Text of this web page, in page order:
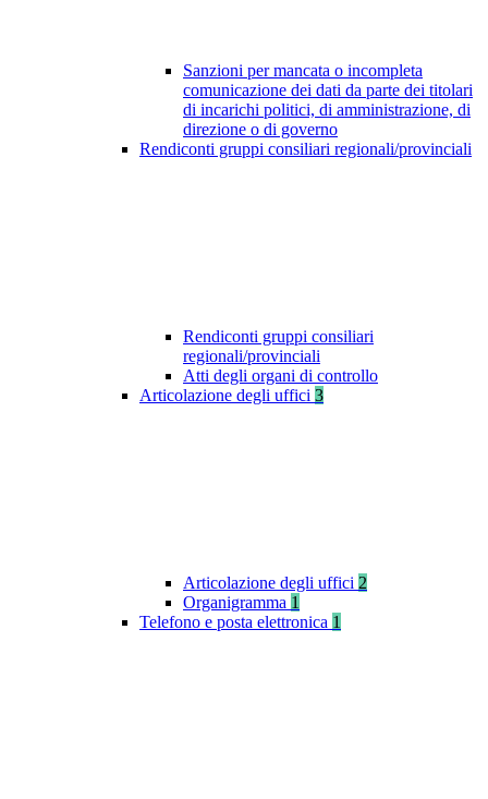
Sanzioni per mancata o incompleta
comunicazione dei dati da parte dei titolari
di incarichi politici, di amministrazione, di
direzione o di governo
Rendiconti gruppi consiliari regionali/provinciali
Rendiconti gruppi consiliari
regionali/provinciali
Atti degli organi di controllo
Articolazione degli uffici 3
Articolazione degli uffici 2
Organigramma 1
Telefono e posta elettronica 1